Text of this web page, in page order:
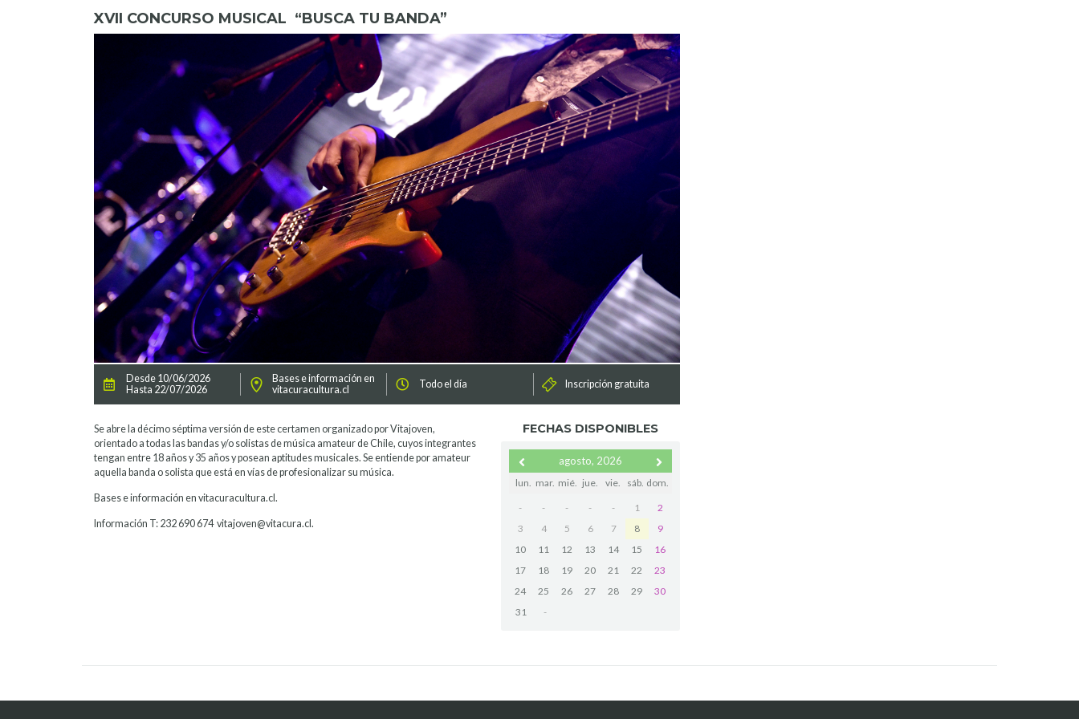
XVII CONCURSO MUSICAL “BUSCA TU BANDA”
Desde 10/06/2026
Hasta 22/07/2026
Bases e información en
vitacuracultura.cl
Todo el día Inscripción gratuita
Se abre la décimo séptima versión de este certamen organizado por Vitajoven,
orientado a todas las bandas y/o solistas de música amateur de Chile, cuyos integrantes
tengan entre 18 años y 35 años y posean aptitudes musicales. Se entiende por amateur
aquella banda o solista que está en vías de profesionalizar su música.
Bases e información en vitacuracultura.cl.
Información T: 232 690 674 vitajoven@vitacura.cl.
FECHAS DISPONIBLES
agosto, 2026
lun. mar. mié. jue. vie. sáb. dom.
- - - - - 1
2
3
4 5 6 7 8
9
10
11 12 13 14 15
16
17
18 19 20 21 22
23
24
25 26 27 28 29
30
31
-